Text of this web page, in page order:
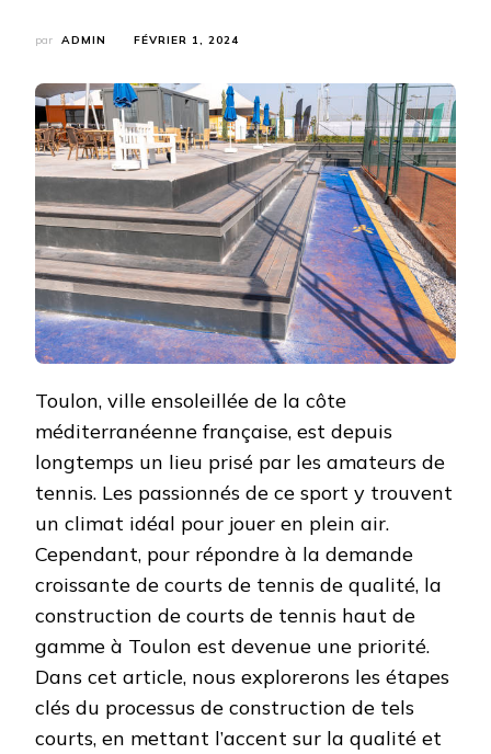
par ADMIN FÉVRIER 1, 2024
Toulon, ville ensoleillée de la côte
méditerranéenne française, est depuis
longtemps un lieu prisé par les amateurs de
tennis. Les passionnés de ce sport y trouvent
un climat idéal pour jouer en plein air.
Cependant, pour répondre à la demande
croissante de courts de tennis de qualité, la
construction de courts de tennis haut de
gamme à Toulon est devenue une priorité.
Dans cet article, nous explorerons les étapes
clés du processus de construction de tels
courts, en mettant l’accent sur la qualité et